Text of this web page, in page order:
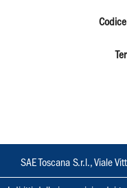
SAE Toscana S.r.l., Viale